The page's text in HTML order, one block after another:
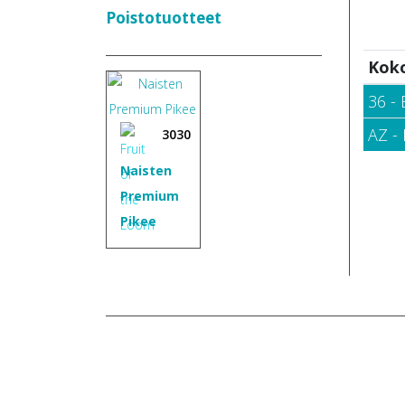
Poistotuotteet
3030
Naisten
Premium
Pikee
36 -
AZ -